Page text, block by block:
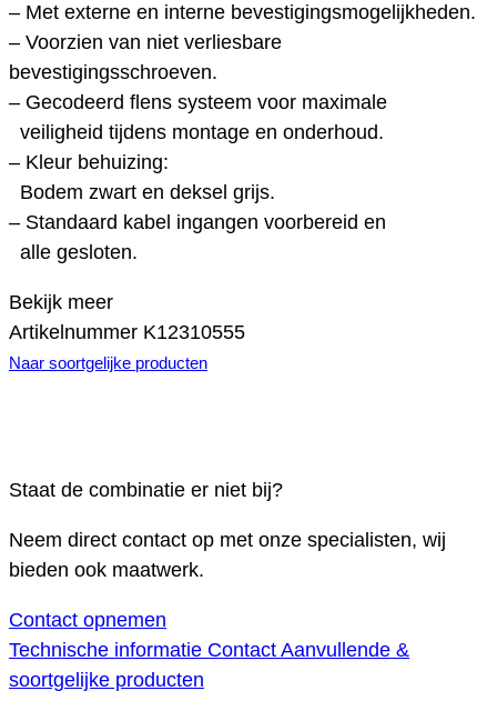
– Met externe en interne bevestigingsmogelijkheden.
– Voorzien van niet verliesbare
bevestigingsschroeven.
– Gecodeerd flens systeem voor maximale
veiligheid tijdens montage en onderhoud.
– Kleur behuizing:
Bodem zwart en deksel grijs.
– Standaard kabel ingangen voorbereid en
alle gesloten.
Bekijk meer
Artikelnummer K12310555
Naar soortgelijke producten
Staat de combinatie er niet bij?
Neem direct contact op met onze specialisten, wij
bieden ook maatwerk.
Contact opnemen
Technische informatie Contact Aanvullende &
soortgelijke producten